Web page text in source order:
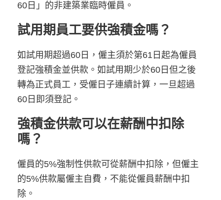
60日」的非建築業臨時僱員。
試用期員工要供強積金嗎？
如試用期超過60日，僱主須於第61日起為僱員
登記強積金並供款。如試用期少於60日但之後
轉為正式員工，受僱日子連續計算，一旦超過
60日即須登記。
強積金供款可以在薪酬中扣除
嗎？
僱員的5%強制性供款可從薪酬中扣除，但僱主
的5%供款屬僱主自費，不能從僱員薪酬中扣
除。